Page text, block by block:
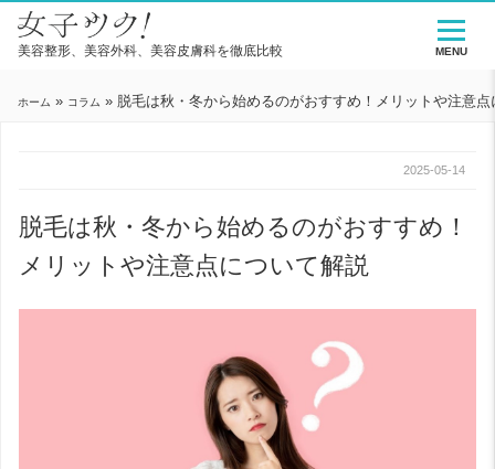
美容整形、美容外科、美容皮膚科を徹底比較
ホーム » コラム » 脱毛は秋・冬から始めるのがおすすめ！メリットや注意
2025-05-14
脱毛は秋・冬から始めるのがおすすめ！
メリットや注意点について解説
MENU